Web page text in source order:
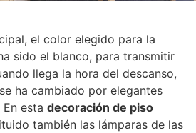
el color elegido para la
sido el blanco, para transmitir
llega la hora del descanso,
ha cambiado por elegantes
esta decoración de piso
también las lámparas de las